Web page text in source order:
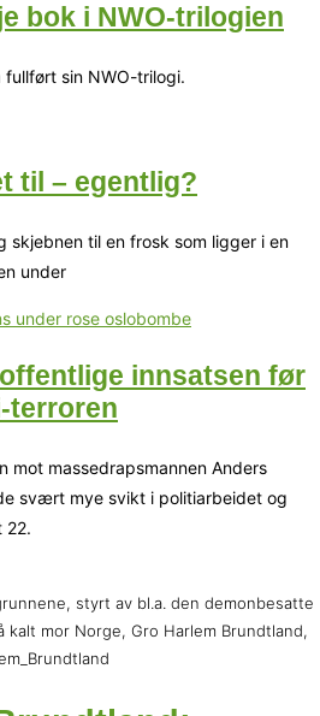
bok i NWO-trilogien
fullført sin NWO-trilogi.
til – egentlig?
skjebnen til en frosk som ligger i en
under
innsatsen før
terroren
mot massedrapsmannen Anders
svært mye svikt i politiarbeidet og
22.
styrt av bl.a. den demonbesatte
mor Norge, Gro Harlem Brundtland,